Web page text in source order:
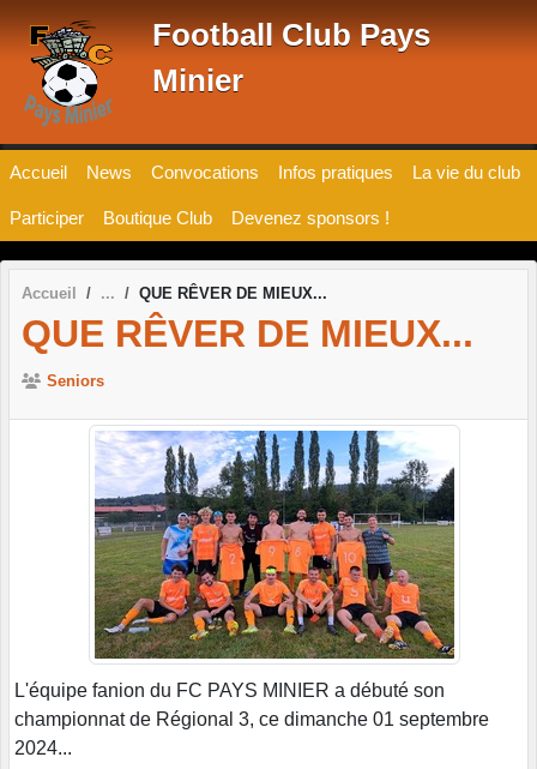
Football Club Pays
Minier
Accueil News Convocations Infos pratiques La vie du club
Participer Boutique Club Devenez sponsors !
Accueil QUE RÊVER DE MIEUX...
QUE RÊVER DE MIEUX...
Seniors
L'équipe fanion du FC PAYS MINIER a débuté son
championnat de Régional 3, ce dimanche 01 septembre
2024...